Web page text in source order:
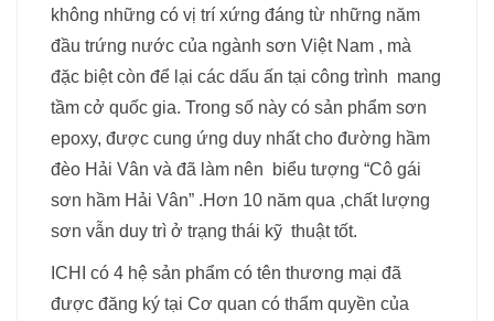
không những có vị trí xứng đáng từ những năm
đầu trứng nước của ngành sơn Việt Nam , mà
đặc biệt còn để lại các dấu ấn tại công trình mang
tầm cở quốc gia. Trong số này có sản phẩm sơn
epoxy, được cung ứng duy nhất cho đường hầm
đèo Hải Vân và đã làm nên biểu tượng “Cô gái
sơn hầm Hải Vân” .Hơn 10 năm qua ,chất lượng
sơn vẫn duy trì ở trạng thái kỹ thuật tốt.
ICHI có 4 hệ sản phẩm có tên thương mại đã
được đăng ký tại Cơ quan có thẩm quyền của